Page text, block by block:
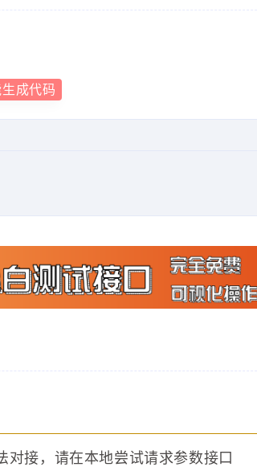
成代码
接，请在本地尝试请求参数接口